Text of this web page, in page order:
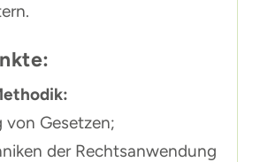
von Gesetzen;
der Rechtsanwendung